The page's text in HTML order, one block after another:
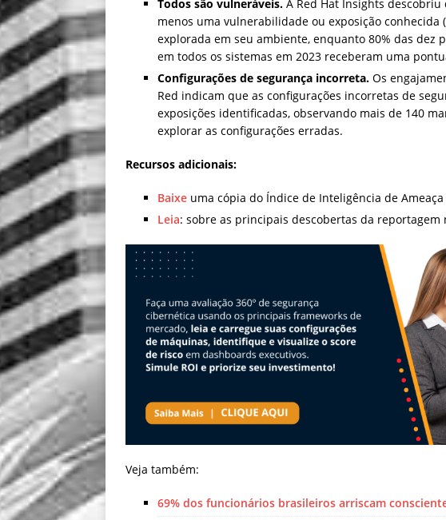
Todos são vulneráveis. A Red Hat Insights
menos uma vulnerabilidade ou exposição conhecida
explorada em seu ambiente, enquanto 80% das
em todos os sistemas em 2023 receberam uma
Configurações de segurança incorreta. Os
Red indicam que as configurações incorretas de
exposições identificadas, observando mais de 140
explorar as configurações erradas.
Recursos adicionais:
Baixe uma cópia do Índice de Inteligência de Ameaça
Leia: sobre as principais descobertas da
Veja também:
69% dos funcionários brasileiros arriscam